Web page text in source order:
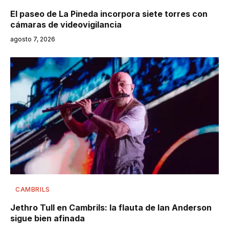
El paseo de La Pineda incorpora siete torres con
cámaras de videovigilancia
agosto 7, 2026
CAMBRILS
Jethro Tull en Cambrils: la flauta de Ian Anderson
sigue bien afinada